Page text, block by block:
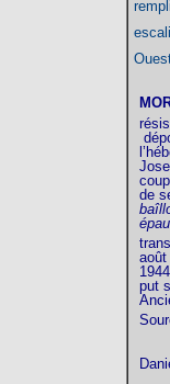
de
août
put